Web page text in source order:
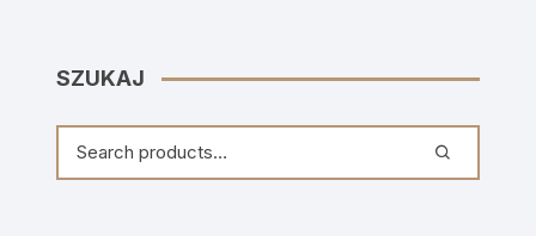
SZUKAJ